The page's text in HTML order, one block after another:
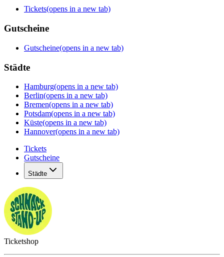
Tickets(opens in a new tab)
Gutscheine
Gutscheine(opens in a new tab)
Städte
Hamburg(opens in a new tab)
Berlin(opens in a new tab)
Bremen(opens in a new tab)
Potsdam(opens in a new tab)
Küste(opens in a new tab)
Hannover(opens in a new tab)
Tickets
Gutscheine
Städte
Ticketshop